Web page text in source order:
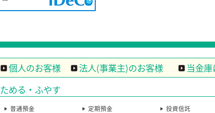
個人のお客様 法人(事業主)のお客様 当金
ためる・ふやす
普通預金 定期預金
投資信託